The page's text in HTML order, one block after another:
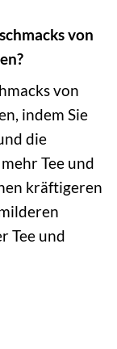
von
von
indem Sie
die
Tee und
kräftigeren
Tee und